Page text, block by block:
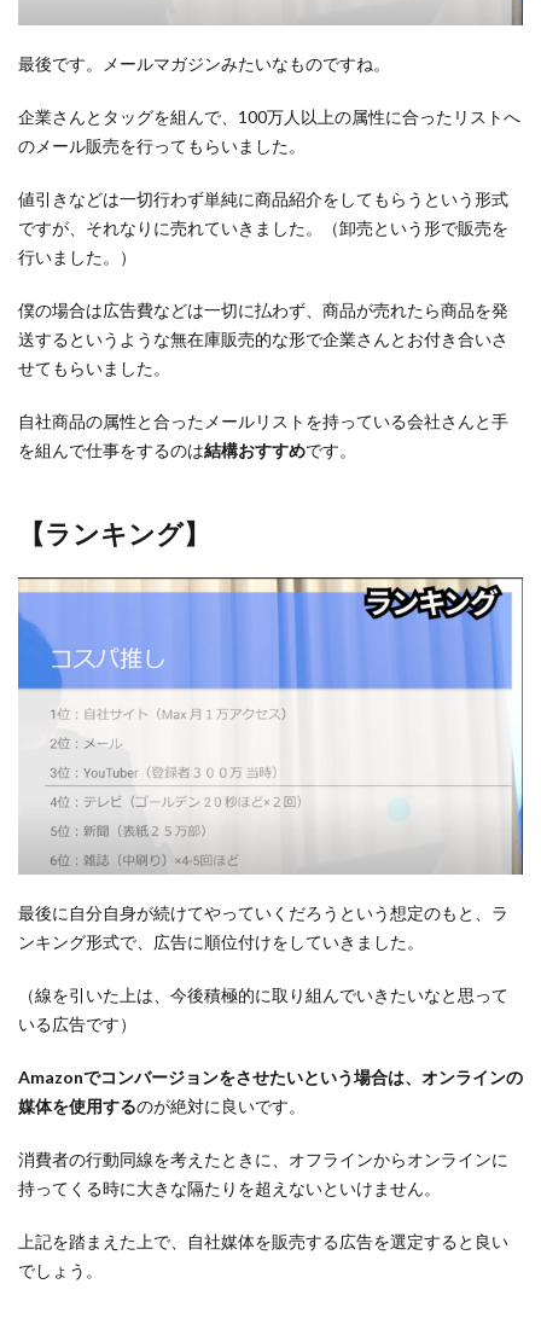
最後です。メールマガジンみたいなものですね。
企業さんとタッグを組んで、100万人以上の属性に合ったリストへ
のメール販売を行ってもらいました。
値引きなどは一切行わず単純に商品紹介をしてもらうという形式
ですが、それなりに売れていきました。（卸売という形で販売を
行いました。）
僕の場合は広告費などは一切に払わず、商品が売れたら商品を発
送するというような無在庫販売的な形で企業さんとお付き合いさ
せてもらいました。
自社商品の属性と合ったメールリストを持っている会社さんと手
を組んで仕事をするのは結構おすすめです。
【ランキング】
最後に自分自身が続けてやっていくだろうという想定のもと、ラ
ンキング形式で、広告に順位付けをしていきました。
（線を引いた上は、今後積極的に取り組んでいきたいなと思って
いる広告です）
Amazonでコンバージョンをさせたいという場合は、オンラインの
媒体を使用するのが絶対に良いです。
消費者の行動同線を考えたときに、オフラインからオンラインに
持ってくる時に大きな隔たりを超えないといけません。
上記を踏まえた上で、自社媒体を販売する広告を選定すると良い
でしょう。